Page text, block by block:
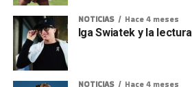
NOTICIAS Hace 4 meses
Iga Swiatek y la lectura
NOTICIAS Hace 4 meses